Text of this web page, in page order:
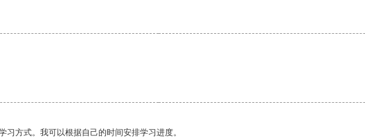
方式。我可以根据自己的时间安排学习进度。